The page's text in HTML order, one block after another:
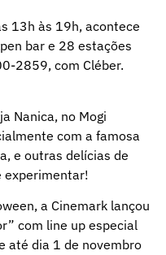
13h às 19h, acontece
bar e 28 estações
2859, com Cléber.
Nanica, no Mogi
com a famosa
e outras delícias de
experimentar!
a Cinemark lançou
com line up especial
até dia 1 de novembro